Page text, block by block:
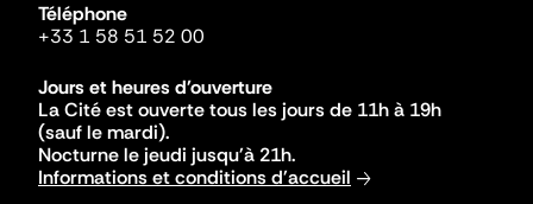
Téléphone
+33 1 58 51 52 00
Jours et heures d'ouverture
La Cité est ouverte tous les jours de 11h à 19h
(sauf le mardi).
Nocturne le jeudi jusqu'à 21h.
Informations et conditions d'accueil